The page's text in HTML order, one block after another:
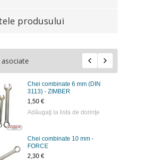
produsului
Chei combinate 6 mm (DIN
3113) - ZIMBER
1,50 €
Adăugaţi la lista de dorinţe
Chei combinate 10 mm -
FORCE
2,30 €